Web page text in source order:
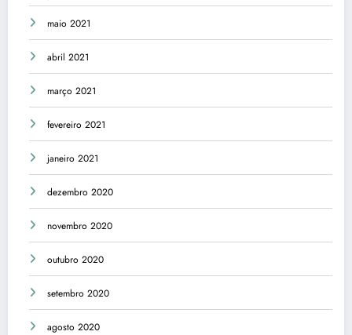
maio 2021
abril 2021
março 2021
fevereiro 2021
janeiro 2021
dezembro 2020
novembro 2020
outubro 2020
setembro 2020
agosto 2020